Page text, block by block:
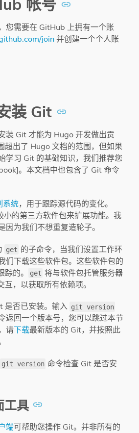
帐号
您需要在 GitHub 上拥有一个账
join 并创建一个个人账
装 Git
装 Git 才能为 Hugo 开发做出贡
超出了 Hugo 文档的范围，但如果
学习 Git 的基础知识，我们推荐您
。本文档中也包含了 Git 命令
系统，用于跟踪源代码的变化。
小的第三方软件包来扩展功能。我
因为我们不想重复造轮子。
get 的子命令，当我们设置工作环
们下载这些软件包。这些软件包的
的。
get 将与软件包托管服务器
，以获取所有依赖项。
是否已安装。输入 git version
返回一个版本号，您可以跳过本节
请下载最新版本的 Git，并按照此
git version 命令检查 Git 是否安
工具
端可帮助您操作 Git。并非所有的